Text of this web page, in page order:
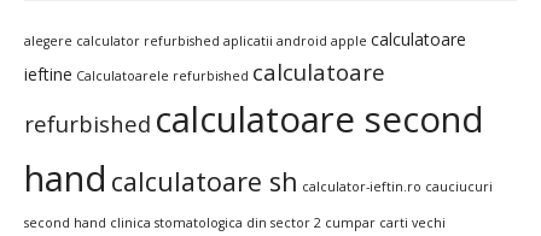
alegere calculator refurbished aplicatii android apple calculatoare
ieftine Calculatoarele refurbished calculatoare
refurbished calculatoare second
hand calculatoare sh calculator-ieftin.ro cauciucuri
second hand clinica stomatologica din sector 2 cumpar carti vechi